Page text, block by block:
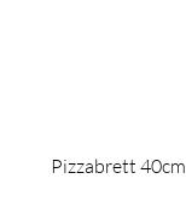
Pizzabrett 40cm